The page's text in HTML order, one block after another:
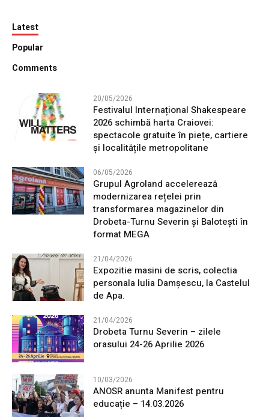
Latest
Popular
Comments
20/05/2026
Festivalul Internațional Shakespeare
2026 schimbă harta Craiovei:
spectacole gratuite în piețe, cartiere
și localitățile metropolitane
06/05/2026
Grupul Agroland accelerează
modernizarea rețelei prin
transformarea magazinelor din
Drobeta-Turnu Severin și Balotești în
format MEGA
21/04/2026
Expozitie masini de scris, colectia
personala Iulia Damșescu, la Castelul
de Apa.
21/04/2026
Drobeta Turnu Severin – zilele
orasului 24-26 Aprilie 2026
10/03/2026
ANOSR anunta Manifest pentru
educație – 14.03.2026